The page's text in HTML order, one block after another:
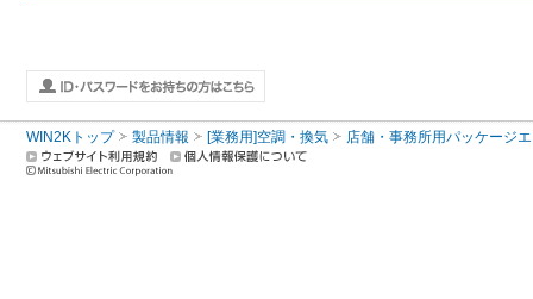
WIN2Kトップ 製品情報 [業務用]空調・換気 店舗・事務所用パッケージ